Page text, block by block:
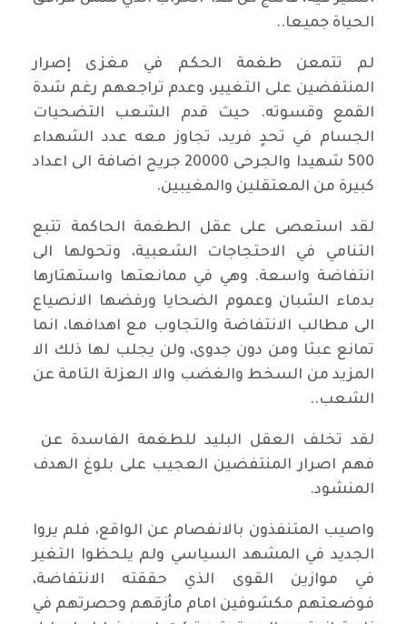
الحياة جميعا..
لم تتمعن طغمة الحكم في مغزى إصرار
المنتفضين على التغيير، وعدم تراجعهم رغم شدة
القمع وقسوته. حيث قدم الشعب التضحيات
الجسام في تحدٍ فريد، تجاوز معه عدد الشهداء
500 شهيدا والجرحى 20000 جريح اضافة الى اعداد
كبيرة من المعتقلين والمغيبين.
لقد استعصى على عقل الطغمة الحاكمة تتبع
التنامي في الاحتجاجات الشعبية، وتحولها الى
انتفاضة واسعة. وهي في ممانعتها واستهتارها
بدماء الشبان وعموم الضحايا ورفضها الانصياع
الى مطالب الانتفاضة والتجاوب مع اهدافها، انما
تمانع عبثا ومن دون جدوى، ولن يجلب لها ذلك الا
المزيد من السخط والغضب والا العزلة التامة عن
الشعب..
لقد تخلف العقل البليد للطغمة الفاسدة عن
فهم اصرار المنتفضين العجيب على بلوغ الهدف
المنشود.
واصيب المتنفذون بالانفصام عن الواقع، فلم يروا
الجديد في المشهد السياسي ولم يلحظوا التغير
في موازين القوى الذي حققته الانتفاضة،
فوضعتهم مكشوفين امام مأزقهم وحصرتهم في